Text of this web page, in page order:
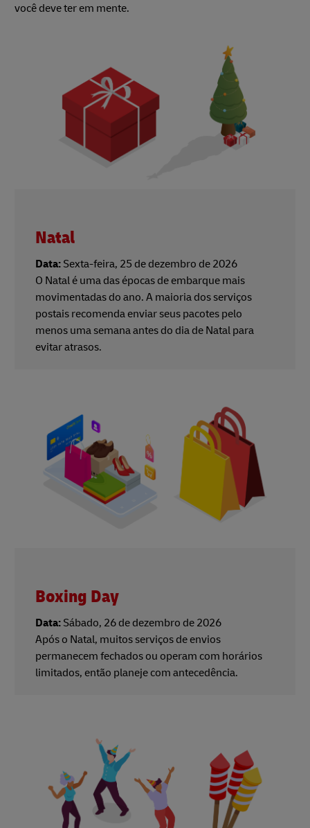
você deve ter em mente.
Natal
Data: Sexta-feira, 25 de dezembro de 2026
O Natal é uma das épocas de embarque mais
movimentadas do ano. A maioria dos serviços
postais recomenda enviar seus pacotes pelo
menos uma semana antes do dia de Natal para
evitar atrasos.
Boxing Day
Data: Sábado, 26 de dezembro de 2026
Após o Natal, muitos serviços de envios
permanecem fechados ou operam com horários
limitados, então planeje com antecedência.